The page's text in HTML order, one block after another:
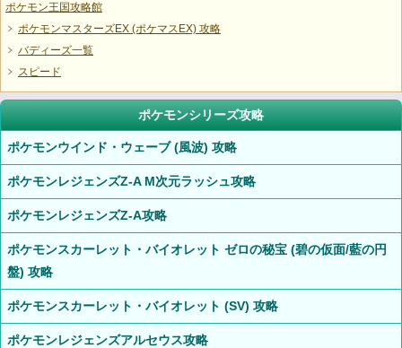
ポケモン王国攻略館
ポケモンマスターズEX (ポケマスEX) 攻略
バディーズ一覧
スピード
ポケモンシリーズ攻略
ポケモンウインド・ウェーブ (風波) 攻略
ポケモンレジェンズZ-A M次元ラッシュ攻略
ポケモンレジェンズZ-A攻略
ポケモンスカーレット・バイオレット ゼロの秘宝 (碧の仮面/藍の円
盤) 攻略
ポケモンスカーレット・バイオレット (SV) 攻略
ポケモンレジェンズアルセウス攻略